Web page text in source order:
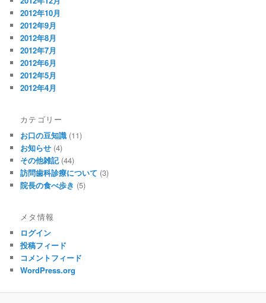
2012年10月
2012年9月
2012年8月
2012年7月
2012年6月
2012年5月
2012年4月
カテゴリー
お口の豆知識 (11)
お知らせ (4)
その他雑記(44)
訪問歯科診療について (3)
院長の食べ歩き (5)
メタ情報
ログイン
投稿フィード
コメントフィード
WordPress.org